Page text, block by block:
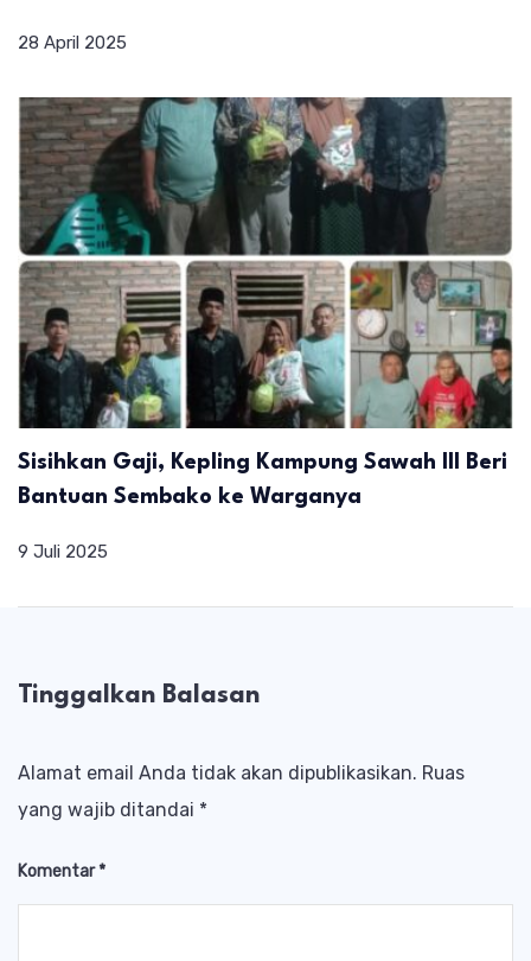
28 April 2025
Sisihkan Gaji, Kepling Kampung Sawah III Beri
Bantuan Sembako ke Warganya
9 Juli 2025
Tinggalkan Balasan
Alamat email Anda tidak akan dipublikasikan. Ruas
yang wajib ditandai *
Komentar*